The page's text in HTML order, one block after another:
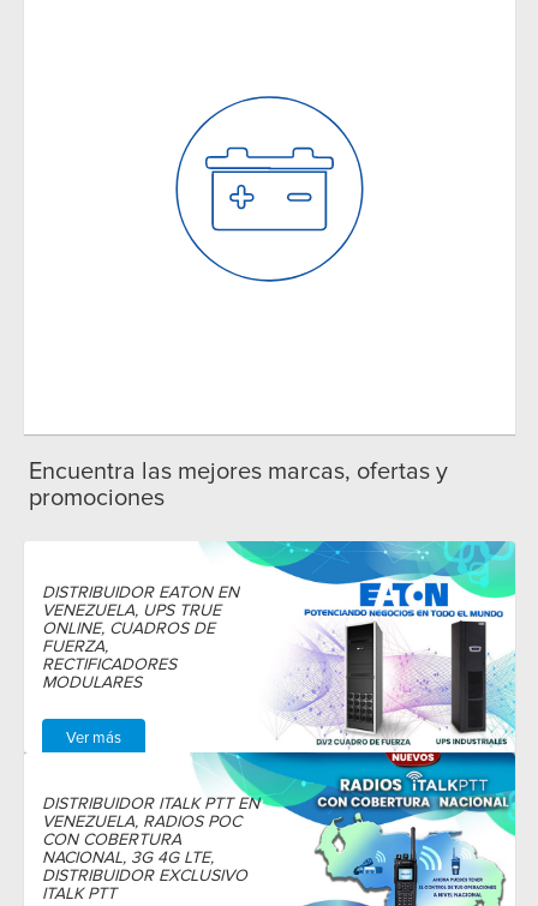
Encuentra las mejores marcas, ofertas y
promociones
DISTRIBUIDOR EATON EN
VENEZUELA, UPS TRUE
ONLINE, CUADROS DE
FUERZA,
RECTIFICADORES
MODULARES
Ver más
DISTRIBUIDOR ITALK PTT EN
VENEZUELA, RADIOS POC
CON COBERTURA
NACIONAL, 3G 4G LTE,
DISTRIBUIDOR EXCLUSIVO
ITALK PTT